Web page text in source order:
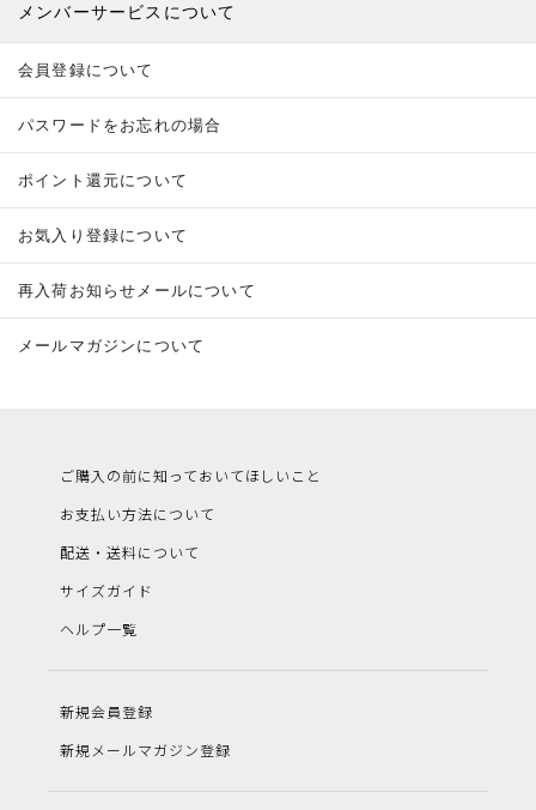
メンバーサービスについて
会員登録について
パスワードをお忘れの場合
ポイント還元について
お気入り登録について
再入荷お知らせメールについて
メールマガジンについて
ご購入の前に知っておいてほしいこと
お支払い方法について
配送・送料について
サイズガイド
ヘルプ一覧
新規会員登録
新規メールマガジン登録